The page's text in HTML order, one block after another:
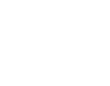
liguero